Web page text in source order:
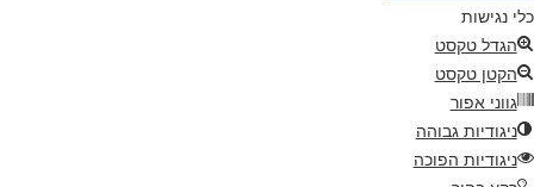
כלי נגישות
הגדל טקסט
הקטן טקסט
גווני אפור
ניגודיות גבוהה
ניגודיות הפוכה